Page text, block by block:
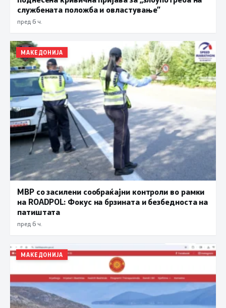
службената положба и овластување”
пред 6 ч.
МАКЕДОНИЈА
МВР со засилени сообраќајни контроли во рамки
на ROADPOL: Фокус на брзината и безбедноста на
патиштата
пред 6 ч.
МАКЕДОНИЈА